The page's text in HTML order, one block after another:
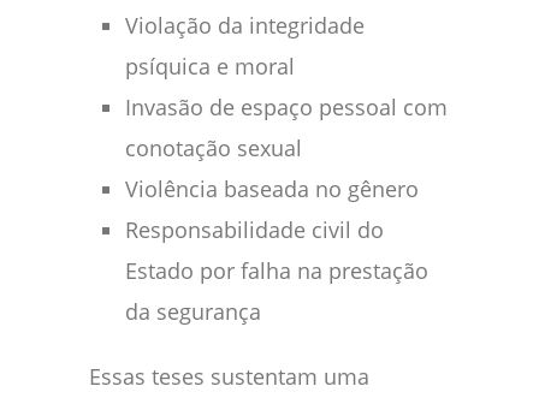
Violação da integridade
psíquica e moral
Invasão de espaço pessoal com
conotação sexual
Violência baseada no gênero
Responsabilidade civil do
Estado por falha na prestação
da segurança
Essas teses sustentam uma